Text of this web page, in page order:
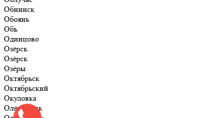
Обнинск
Обоянь
Обь
Одинцово
Озёрск
Озёрск
Озёры
Октябрьск
Октябрьский
Окуловка
Олёкминск